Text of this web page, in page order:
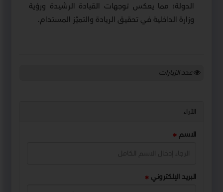
الدولة؛ مما يعكس توجهات القيادة الرشيدة ورؤية
وزارة الداخلية في تحقيق الريادة والتميّز المستدام.
عدد الزيارات
الآراء
الاسم
البريد الإلكتروني